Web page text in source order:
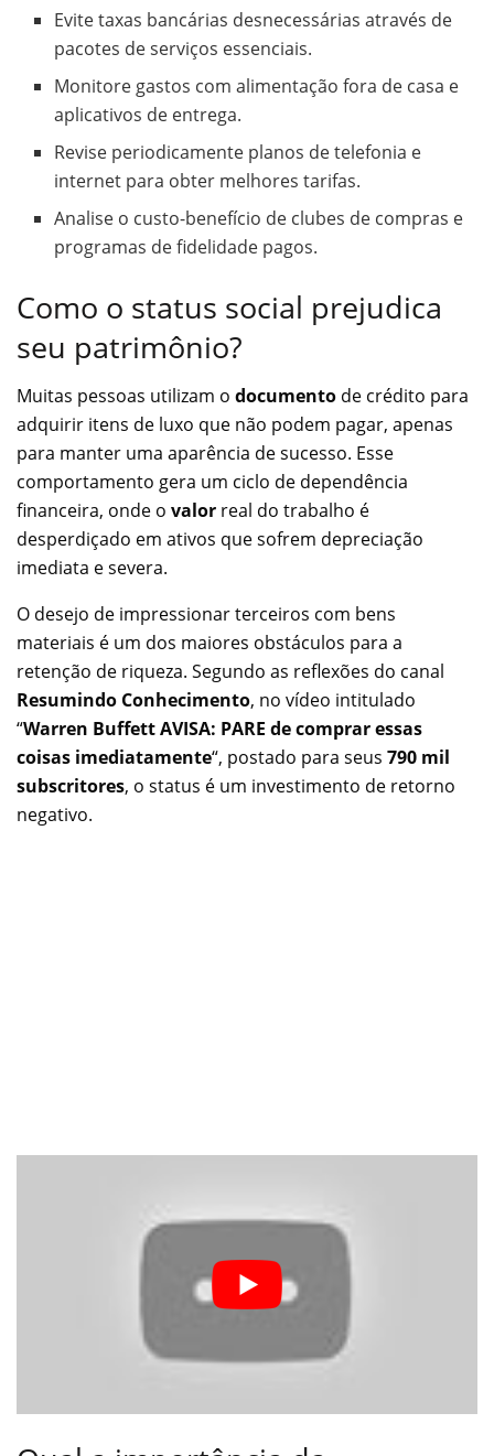
Evite taxas bancárias desnecessárias através de
pacotes de serviços essenciais.
Monitore gastos com alimentação fora de casa e
aplicativos de entrega.
Revise periodicamente planos de telefonia e
internet para obter melhores tarifas.
Analise o custo-benefício de clubes de compras e
programas de fidelidade pagos.
Como o status social prejudica
seu patrimônio?
Muitas pessoas utilizam o documento de crédito para
adquirir itens de luxo que não podem pagar, apenas
para manter uma aparência de sucesso. Esse
comportamento gera um ciclo de dependência
financeira, onde o valor real do trabalho é
desperdiçado em ativos que sofrem depreciação
imediata e severa.
O desejo de impressionar terceiros com bens
materiais é um dos maiores obstáculos para a
retenção de riqueza. Segundo as reflexões do canal
Resumindo Conhecimento, no vídeo intitulado
“Warren Buffett AVISA: PARE de comprar essas
coisas imediatamente“, postado para seus 790 mil
subscritores, o status é um investimento de retorno
negativo.